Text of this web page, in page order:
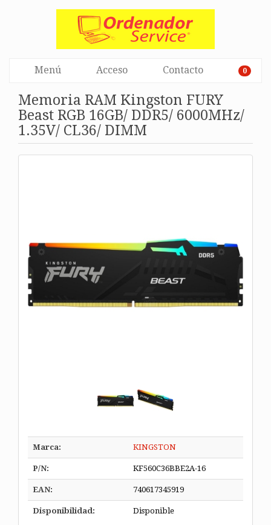
Menú Acceso Contacto 0
Memoria RAM Kingston FURY
Beast RGB 16GB/ DDR5/ 6000MHz/
1.35V/ CL36/ DIMM
Marca: KINGSTON
P/N: KF560C36BBE2A-16
EAN: 740617345919
Disponibilidad: Disponible